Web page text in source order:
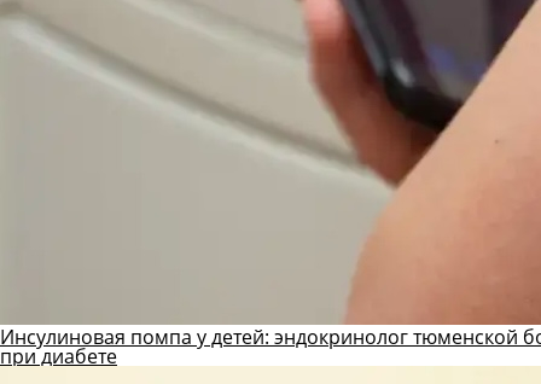
Инсулиновая помпа у детей: эндокринолог тюменской
при диабете